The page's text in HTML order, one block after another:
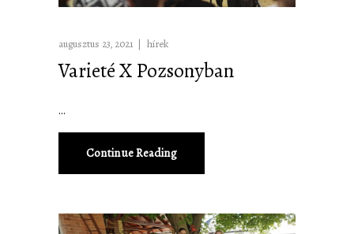
augusztus 23, 2021 hírek
Varieté X Pozsonyban
Continue Reading